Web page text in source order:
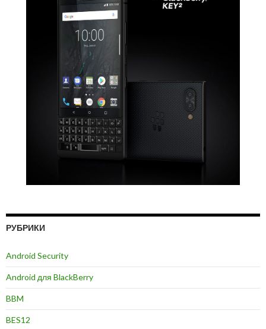
РУБРИКИ
Android Security
Android для BlackBerry
BBM
BES12